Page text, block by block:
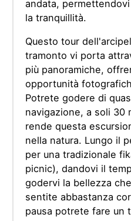
andata,
la tranquillità.
Questo tour
tramonto vi porta
più panoramiche,
opportunità
Potrete godere di
navigazione, a soli 30
rende questa
nella natura. Lungo il
per una tradizionale
picnic), dandovi il
godervi la bellezza
sentite abbastanza
pausa potrete fare un